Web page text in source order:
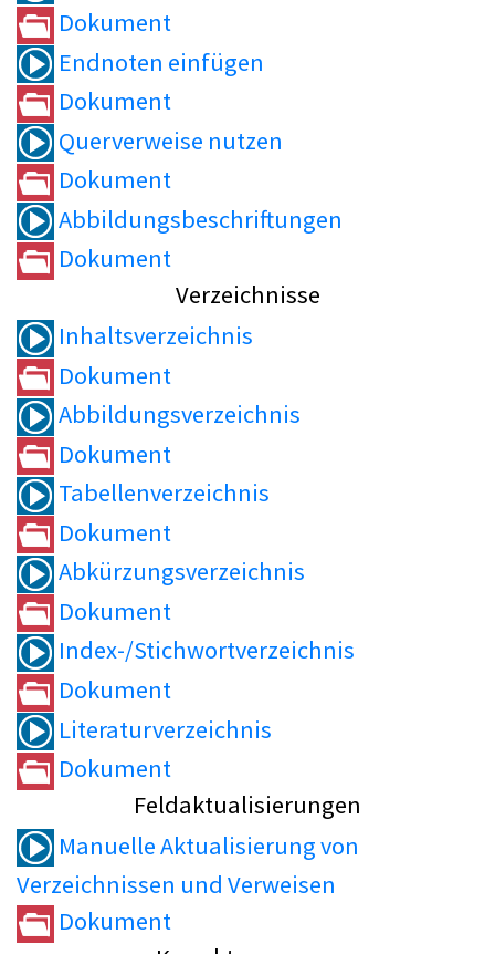
Dokument
Endnoten einfügen
Dokument
Querverweise nutzen
Dokument
Abbildungsbeschriftungen
Dokument
Verzeichnisse
Inhaltsverzeichnis
Dokument
Abbildungsverzeichnis
Dokument
Tabellenverzeichnis
Dokument
Abkürzungsverzeichnis
Dokument
Index-/Stichwortverzeichnis
Dokument
Literaturverzeichnis
Dokument
Feldaktualisierungen
Manuelle Aktualisierung von
Verzeichnissen und Verweisen
Dokument